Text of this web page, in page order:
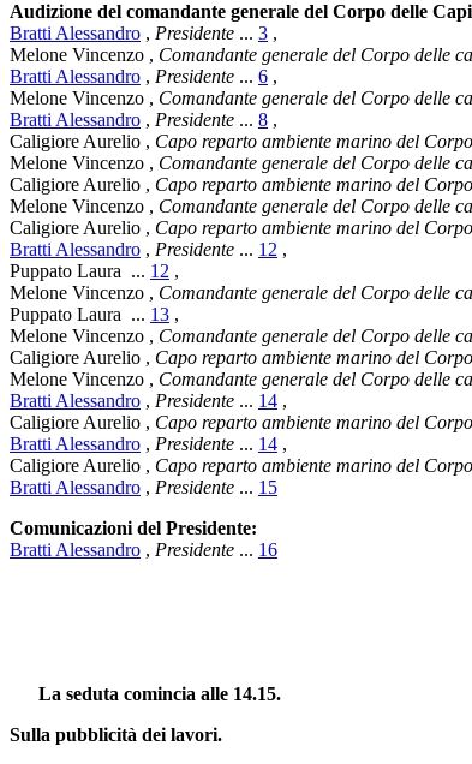
Audizione del comandante generale del Corpo delle
Bratti Alessandro , Presidente ... 3 ,
Melone Vincenzo , Comandante generale del Corpo delle
Bratti Alessandro , Presidente ... 6 ,
Melone Vincenzo , Comandante generale del Corpo delle
Bratti Alessandro , Presidente ... 8 ,
Caligiore Aurelio , Capo reparto ambiente marino del
Melone Vincenzo , Comandante generale del Corpo delle
Caligiore Aurelio , Capo reparto ambiente marino del
Melone Vincenzo , Comandante generale del Corpo delle
Caligiore Aurelio , Capo reparto ambiente marino del
Bratti Alessandro , Presidente ... 12 ,
Puppato Laura ... 12 ,
Melone Vincenzo , Comandante generale del Corpo delle
Puppato Laura ... 13 ,
Melone Vincenzo , Comandante generale del Corpo delle
Caligiore Aurelio , Capo reparto ambiente marino del
Melone Vincenzo , Comandante generale del Corpo delle
Bratti Alessandro , Presidente ... 14 ,
Caligiore Aurelio , Capo reparto ambiente marino del
Bratti Alessandro , Presidente ... 14 ,
Caligiore Aurelio , Capo reparto ambiente marino del
Bratti Alessandro , Presidente ... 15
Comunicazioni del Presidente:
Bratti Alessandro , Presidente ... 16
La seduta comincia alle 14.15.
Sulla pubblicità dei lavori.